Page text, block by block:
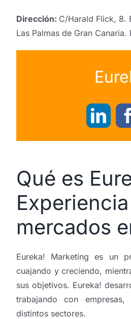
Dirección: C/Harald Flick, 8.
Las Palmas de Gran Canaria.
Qué es
mercados
Eureka! Marketing es un
cuajando y creciendo,
sus objetivos. Eureka!
trabajando con
distintos sectores.